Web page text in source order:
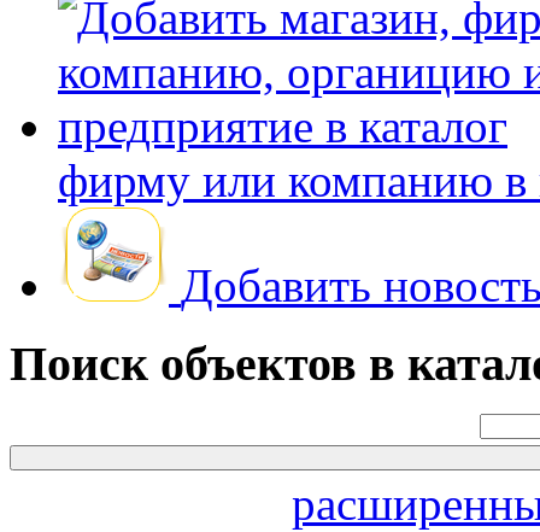
фирму или компанию в
Добавить
Поиск объектов в